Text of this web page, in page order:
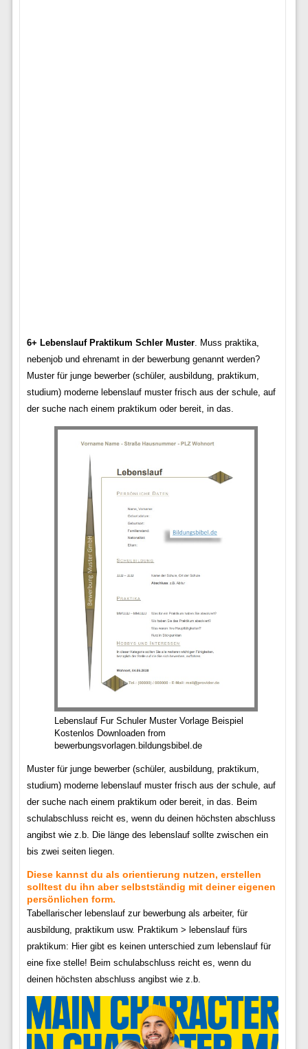
6+ Lebenslauf Praktikum Schler Muster. Muss praktika,
nebenjob und ehrenamt in der bewerbung genannt werden?
Muster für junge bewerber (schüler, ausbildung, praktikum,
studium) moderne lebenslauf muster frisch aus der schule, auf
der suche nach einem praktikum oder bereit, in das.
Lebenslauf Fur Schuler Muster Vorlage Beispiel
Kostenlos Downloaden from
bewerbungsvorlagen.bildungsbibel.de
Muster für junge bewerber (schüler, ausbildung, praktikum,
studium) moderne lebenslauf muster frisch aus der schule, auf
der suche nach einem praktikum oder bereit, in das. Beim
schulabschluss reicht es, wenn du deinen höchsten abschluss
angibst wie z.b. Die länge des lebenslauf sollte zwischen ein
bis zwei seiten liegen.
Diese kannst du als orientierung nutzen, erstellen
solltest du ihn aber selbstständig mit deiner eigenen
persönlichen form.
Tabellarischer lebenslauf zur bewerbung als arbeiter, für
ausbildung, praktikum usw. Praktikum > lebenslauf fürs
praktikum: Hier gibt es keinen unterschied zum lebenslauf für
eine fixe stelle! Beim schulabschluss reicht es, wenn du
deinen höchsten abschluss angibst wie z.b.